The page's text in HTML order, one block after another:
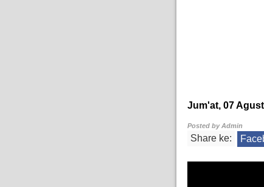
Jum'at, 07
Posted byAdmin
Share ke: